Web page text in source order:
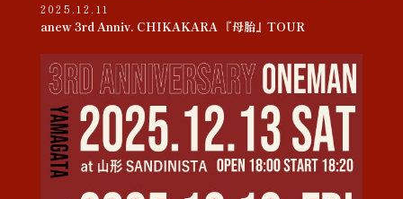
2025.12.11
anew 3rd Anniv. CHIKAKARA 『母胎』TOUR